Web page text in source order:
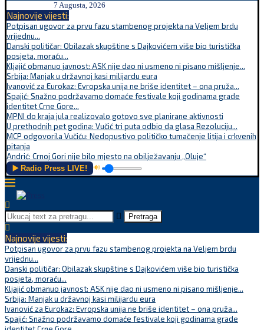
7 Augusta, 2026
Najnovije vijesti:
Potpisan ugovor za prvu fazu stambenog projekta na Veljem brdu
vrijednu...
Danski političar: Obilazak skupštine s Dajkovićem više bio turistička
posjeta, moraću...
Kljajić obmanuo javnost: ASK nije dao ni usmeno ni pisano mišljenje...
Srbija: Manjak u državnoj kasi milijardu eura
Ivanović za Eurokaz: Evropska unija ne briše identitet – ona pruža...
Spajić: Snažno podržavamo domaće festivale koji godinama grade
identitet Crne Gore...
MPNI do kraja jula realizovalo gotovo sve planirane aktivnosti
U prethodnih pet godina: Vučić tri puta odbio da glasa Rezoluciju...
MCP odgovorila Vučiću: Nedopustivo političko tumačenje litija i crkvenih
pitanja
Andrić: Crnoj Gori nije bilo mjesto na obilježavanju „Oluje“
▶️ Radio Press LIVE! 🔊
Pretraga
Najnovije vijesti:
Potpisan ugovor za prvu fazu stambenog projekta na Veljem brdu
vrijednu...
Danski političar: Obilazak skupštine s Dajkovićem više bio turistička
posjeta, moraću...
Kljajić obmanuo javnost: ASK nije dao ni usmeno ni pisano mišljenje...
Srbija: Manjak u državnoj kasi milijardu eura
Ivanović za Eurokaz: Evropska unija ne briše identitet – ona pruža...
Spajić: Snažno podržavamo domaće festivale koji godinama grade